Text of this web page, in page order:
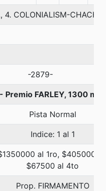
4. COLONIALISM-
-2879-
Premio FARLEY, 1300
Pista Normal
Indice: 1 al 1
al 1ro, $405000
$67500 al 4to
Prop. FIRMAMENTO